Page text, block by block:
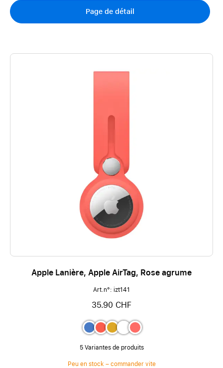
Page de détail
Apple Lanière, Apple AirTag, Rose agrume
Art.n°: izt141
35.90 CHF
5 Variantes de produits
Peu en stock – commander vite